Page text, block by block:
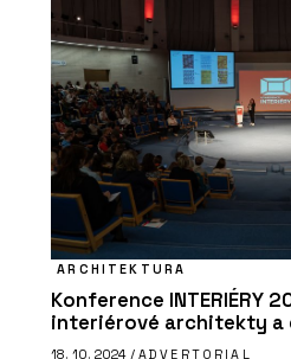
ARCHITEKTURA
Konference INTERIÉRY
interiérové architekty a
18. 10. 2024 / ADVERTORIAL